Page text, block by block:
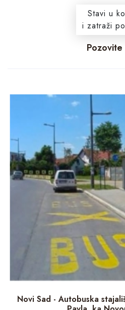
Stavi u
i zatraži
Pozovite
Novi Sad - Autobuska